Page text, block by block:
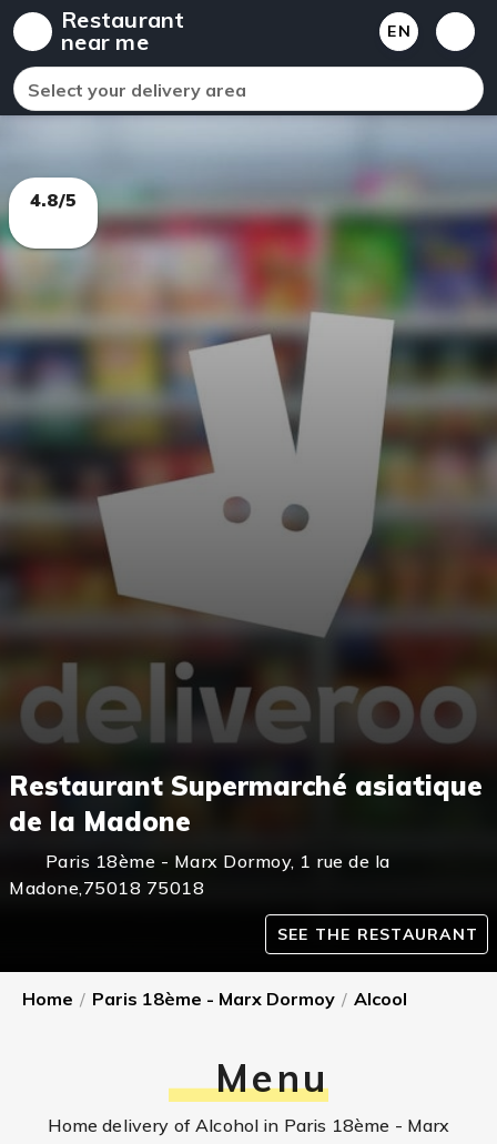
Restaurant
near me
EN
Select your delivery area
4.8/5
Restaurant Supermarché asiatique
de la Madone
Paris 18ème - Marx Dormoy, 1 rue de la
Madone,75018 75018
SEE THE RESTAURANT
Home / Paris 18ème - Marx Dormoy / Alcool
Menu
Home delivery of Alcohol in Paris 18ème - Marx